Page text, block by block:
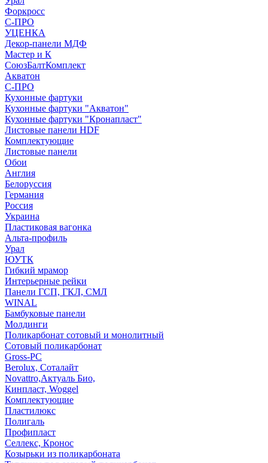
Форкросс
С-ПРО
УЦЕНКА
Декор-панели МДФ
Мастер и К
СоюзБалтКомплект
Акватон
С-ПРО
Кухонные фартуки
Кухонные фартуки "Акватон"
Кухонные фартуки "Кронапласт"
Листовые панели HDF
Комплектующие
Листовые панели
Обои
Англия
Белоруссия
Германия
Россия
Украина
Пластиковая вагонка
Альта-профиль
Урал
ЮУТК
Гибкий мрамор
Интерьерные рейки
Панели ГСП, ГКЛ, СМЛ
WINAL
Бамбуковые панели
Молдинги
Поликарбонат сотовый и монолитный
Сотовый поликарбонат
Gross-PC
Berolux, Соталайт
Novattro,Актуаль Био,
Кинпласт, Woggel
Комплектующие
Пластилюкс
Полигаль
Профипласт
Селлекс, Кронос
Козырьки из поликарбоната